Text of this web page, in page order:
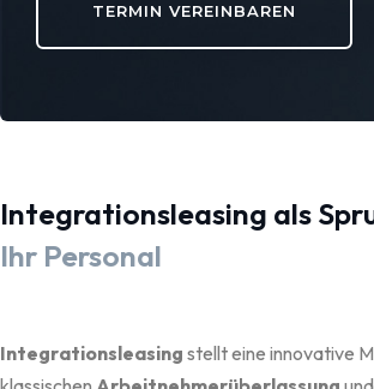
TERMIN VEREINBAREN
Integrationsleasing als
Ihr Personal
Integrationsleasing stellt eine innovative